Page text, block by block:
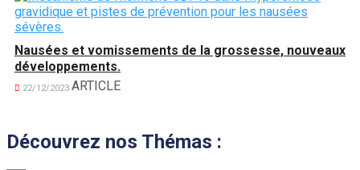
Nausées et vomissements de la grossesse, nouveaux
développements.
22/12/2023 ARTICLE
Découvrez nos Thémas :